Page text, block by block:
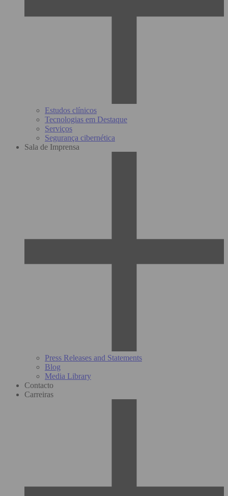
Estudos clínicos
Tecnologias em Destaque
Serviços
Segurança cibernética
Sala de Imprensa
Press Releases and Statements
Blog
Media Library
Contacto
Carreiras